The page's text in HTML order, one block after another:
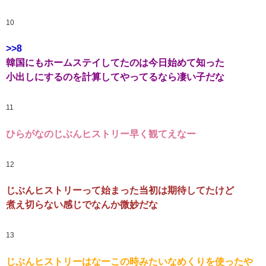
10
>>8
韓国にもホームステイしてたのは今日始めて知った
小出しにするのを計算してやってるなら凄い子だな
11
ひらがなのじぶんヒストリー早く観てえなー
12
じぶんヒストリーって始まった当初は期待してたけど
煮え切らない感じでなんか微妙だな
13
じぶんヒストリーはなーこの時みたいなめくりを使ったや